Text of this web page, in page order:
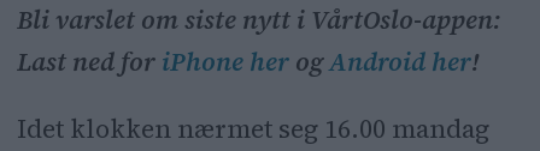
Bli varslet om siste nytt i VårtOslo-appen:
Last ned for iPhone herogAndroid her!
Idet klokken nærmet seg 16.00 mandag